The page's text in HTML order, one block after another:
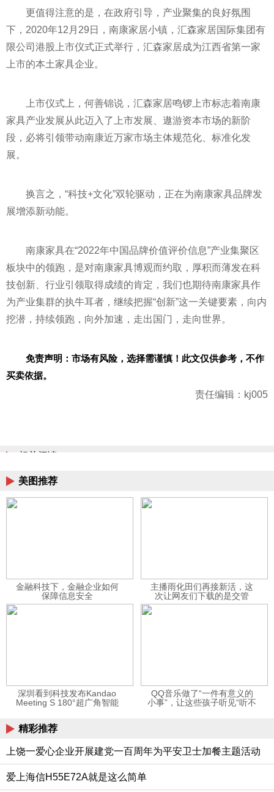
更值得注意的是，在政府引导，产业聚集的良好氛围
下，2020年12月29日，南康家居小镇，汇森家居国际集团有
限公司港股上市仪式正式举行，汇森家居成为江西省第一家
上市的本土家具企业。
上市仪式上，何善锦说，汇森家居鸣锣上市标志着南康
家具产业发展从此迈入了上市发展、遨游资本市场的新阶
段，必将引领带动南康近万家市场主体规范化、标准化发
展。
换言之，“科技+文化”双轮驱动，正在为南康家具品牌发
展增添新动能。
南康家具在“2022年中国品牌价值评价信息”产业集聚区
板块中的领跑，是对南康家具博观而约取，厚积而薄发在科
技创新、行业引领取得成绩的肯定，我们也期待南康家具作
为产业集群的执牛耳者，继续把握“创新”这一关键要素，向内
挖潜，持续领跑，向外加速，走出国门，走向世界。
免责声明：市场有风险，选择需谨慎！此文仅供参考，不作
买卖依据。
责任编辑：kj005
相关阅读
美图推荐
金融科技下，金融企业如何
保障信息安全
主播雨化田们再接新活，这
次让网友们下载的是交管
12123APP
深圳看到科技发布Kandao
Meeting S 180°超广角智能
QQ音乐做了“一件有意义的
小事”，让这些孩子听见“听不
精彩推荐
上饶一爱心企业开展建党一百周年为平安卫士加餐主题活动
爱上海信H55E72A就是这么简单